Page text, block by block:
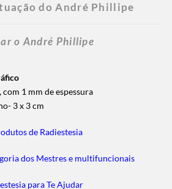
do André Phillipe
o André Phillipe
com 1 mm de espessura
3 x 3 cm
de Radiestesia
dos Mestres e multifuncionais
para Te Ajudar